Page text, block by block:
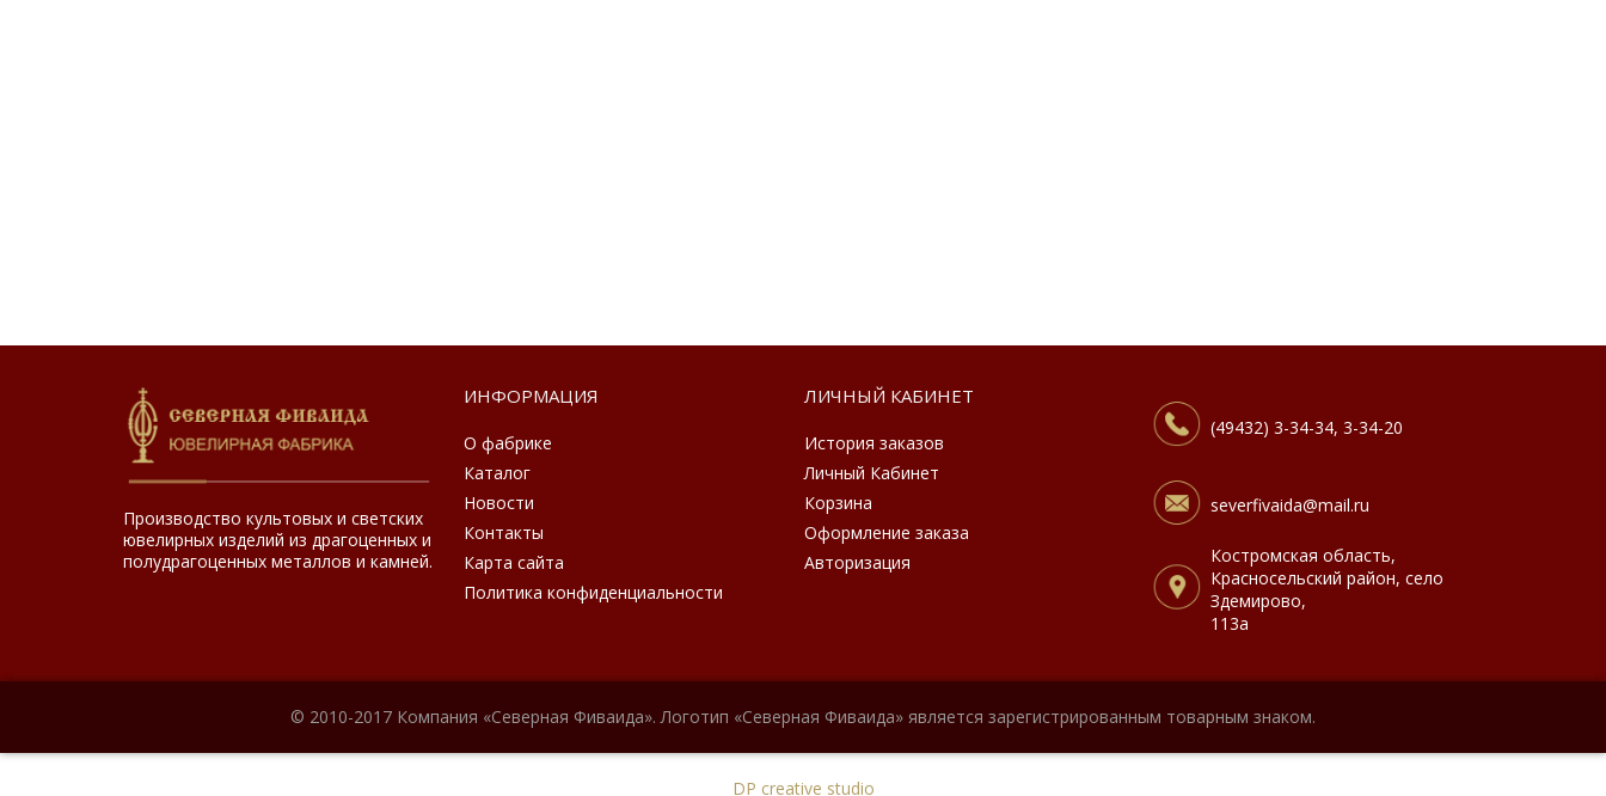
Производство культовых и светских
ювелирных изделий из драгоценных и
полудрагоценных металлов и камней.
ИНФОРМАЦИЯ
О фабрике
Каталог
Новости
Контакты
Карта сайта
Политика конфиденциальности
ЛИЧНЫЙ КАБИНЕТ
История заказов
Личный Кабинет
Корзина
Оформление заказа
Авторизация
(49432) 3-34-34, 3-34-20
severfivaida@mail.ru
Костромская область,
Красносельский район, село
Здемирово,
113а
© 2010-2017 Компания «Северная Фиваида». Логотип «Северная Фиваида» является зарегистрированным товарным знаком.
DP creative studio